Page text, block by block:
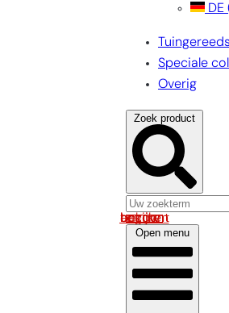
DE
Speciale
Overig
Zoek product
Log in om uw account te bekijken
Open menu